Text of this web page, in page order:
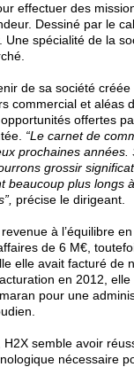
effectuer des
Dessiné par le
spécialité de la
de sa société créée
commercial et aléas
offertes
“Le carnet de
prochaines années.
grossir
beaucoup plus longs
précise le dirigeant.
à l’équilibre
de 6 M€,
elle avait facturé de
en 2012, elle
pour une
semble avoir
nécessaire